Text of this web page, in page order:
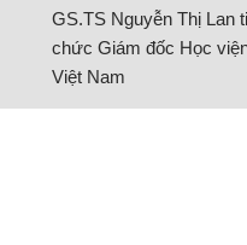
GS.TS Nguyễn Thị Lan
chức Giám đốc Học
Việt Nam